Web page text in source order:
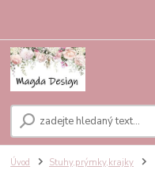
Úvod Stuhy,prýmky,krajky